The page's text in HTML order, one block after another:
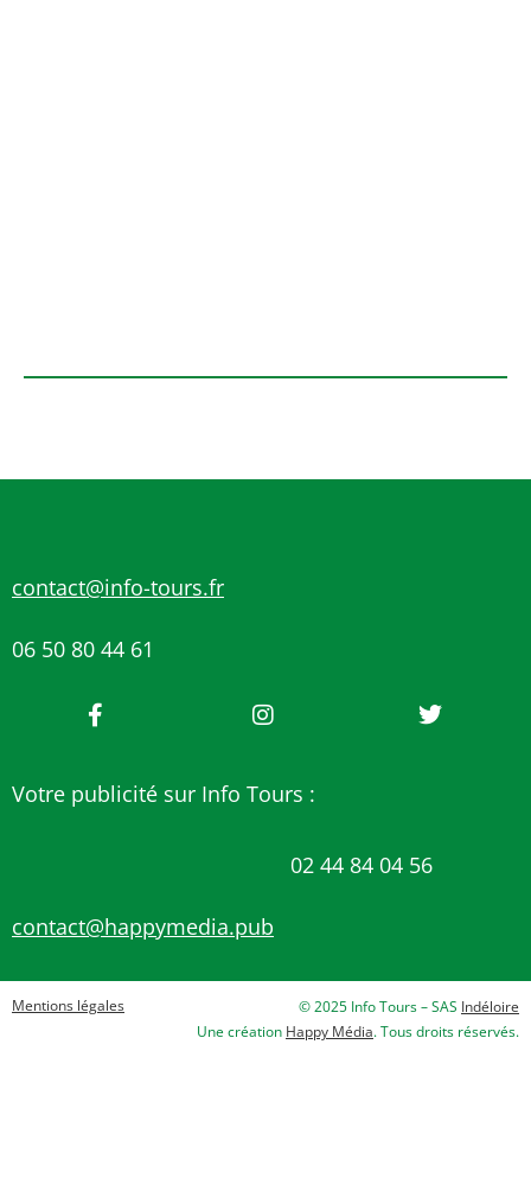
contact@info-tours.fr
06 50 80 44 61
Votre publicité sur Info Tours :
02 44 84 04 56
contact@happymedia.pub
Mentions légales © 2025 Info Tours – SAS Indéloire
Une création Happy Média. Tous droits réservés.